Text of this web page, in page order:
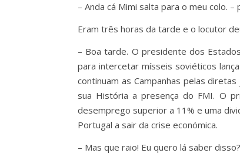
– Anda cá Mimi salta para o meu colo.
Eram três horas da tarde e o locutor
– Boa tarde. O presidente dos
para intercetar mísseis soviéticos
continuam as Campanhas pelas
sua História a presença do FMI. O
desemprego superior a 11% e uma
Portugal a sair da crise económica.
– Mas que raio! Eu quero lá saber